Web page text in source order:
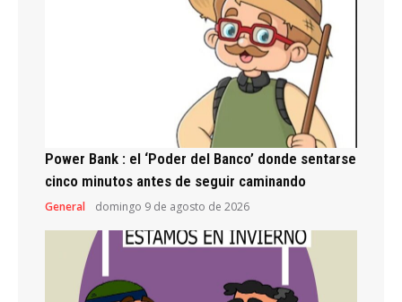
Power Bank : el ‘Poder del Banco’ donde sentarse
cinco minutos antes de seguir caminando
General domingo 9 de agosto de 2026